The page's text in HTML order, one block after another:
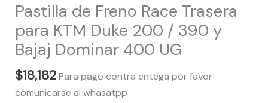
Pastilla de Freno Race Trasera
para KTM Duke 200 / 390 y
Bajaj Dominar 400 UG
$18,182 Para pago contra entega por favor
comunicarse al whasatpp